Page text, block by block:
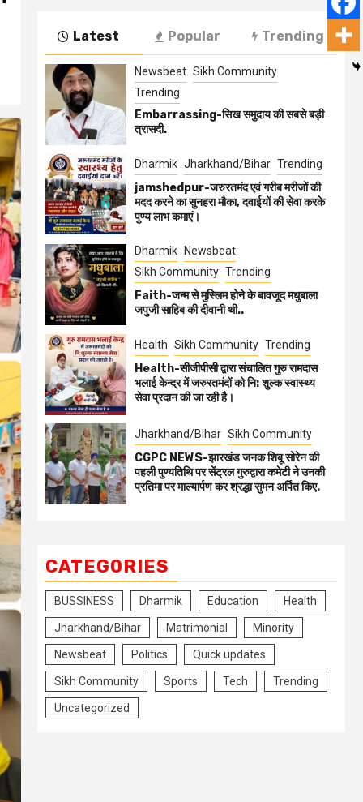
Latest Popular Trending
Newsbeat Sikh Community
Trending
Embarrassing-सिख समुदाय की सबसे बड़ी
त्रासदी.
Dharmik Jharkhand/Bihar Trending
jamshedpur-जरुरतमंद एवं गरीब मरीजों की
मदद करने का सुनहरा मौका, दवाईयों की सेवा करके
पुण्य लाभ कमाएं।
Dharmik
Newsbeat
Sikh Community Trending
Faith-जन्म से मुस्लिम होने के बावजूद मधुबाला
जपुजी साहिब की दीवानी थी..
Health Sikh Community Trending
Health-सीजीपीसी द्वारा संचालित गुरु रामदास
भलाई केन्द्र में जरुरतमंदों को नि: शुल्क स्वास्थ्य
सेवा प्रदान की जा रही है।
Jharkhand/Bihar Sikh Community
CGPC NEWS-झारखंड जनक शिबू सोरेन की
पहली पुण्यतिथि पर सेंट्रल गुरुद्वारा कमेटी ने उनकी
प्रतिमा पर माल्यार्पण कर श्रद्धा सुमन अर्पित किए.
CATEGORIES
BUSSINESS Dharmik Education Health
Jharkhand/Bihar Matrimonial Minority
Newsbeat Politics Quick updates
Sikh Community Sports Tech Trending
Uncategorized